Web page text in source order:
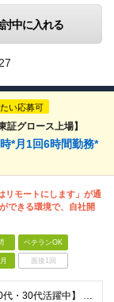
中に入れる
い応募可
グロース上場】
*月1回6時間勤務*
リモートにします」が通
できる環境で、自社開
ベテランOK
面接1回
【自社開発デビュー歓迎！20代・30代活躍中】 ★経験浅めの方も大歓迎！ ★保守、運用、テスターの方も歓迎！ ★歯科医療の専門知識は不要！ ■学歴不問 ■ITに関する何らかの経験・知識のある方 ★求